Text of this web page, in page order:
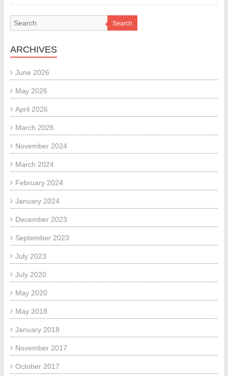
Search
ARCHIVES
June 2026
May 2026
April 2026
March 2026
November 2024
March 2024
February 2024
January 2024
December 2023
September 2023
July 2023
July 2020
May 2020
May 2018
January 2018
November 2017
October 2017